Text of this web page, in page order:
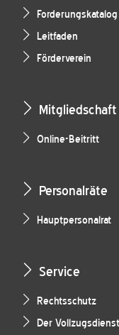
Forderungskatalog
Leitfaden
Förderverein
Mitgliedschaft
Online-Beitritt
Personalräte
Hauptpersonalrat
Service
Rechtsschutz
Der